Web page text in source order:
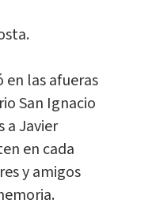
en las afueras
San Ignacio
a Javier
en cada
y amigos